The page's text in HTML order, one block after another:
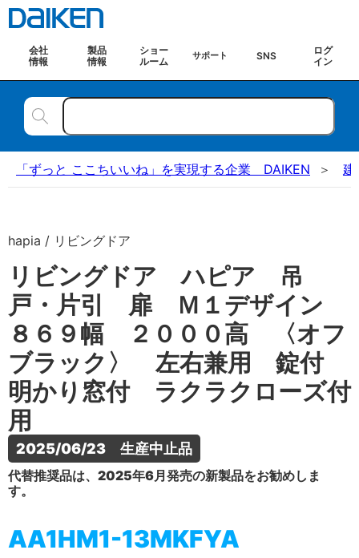
会社
情報
製品
情報
ショー
ルーム
サポート SNS
ログ
イン
「ずっと ここちいいね」を実現する企業 DAIKEN 建
hapia / リビングドア
リビングドア ハピア 吊
戸・片引 扉 Ｍ１デザイン
８６９幅 ２０００高 〈オフ
ブラック〉 左右兼用 錠付
明かり窓付 ラクラクローズ付
用
2025/06/23　生産中止品
代替推奨品は、2025年6月発売の新製品をお勧めしま
す。
AA1HM1-13MKFYA